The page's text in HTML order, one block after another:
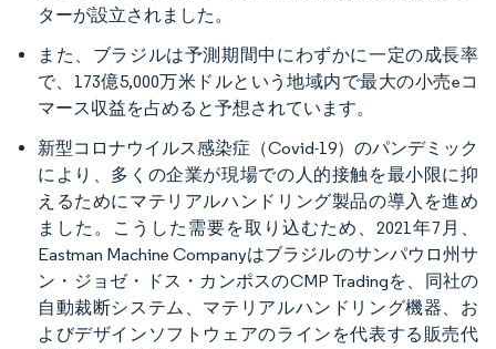
ターが設立されました。
また、ブラジルは予測期間中にわずかに一定の成長率
で、173億5,000万米ドルという地域内で最大の小売eコ
マース収益を占めると予想されています。
新型コロナウイルス感染症（Covid-19）のパンデミック
により、多くの企業が現場での人的接触を最小限に抑
えるためにマテリアルハンドリング製品の導入を進め
ました。こうした需要を取り込むため、2021年7月、
Eastman Machine Companyはブラジルのサンパウロ州サ
ン・ジョゼ・ドス・カンポスのCMP Tradingを、同社の
自動裁断システム、マテリアルハンドリング機器、お
よびデザインソフトウェアのラインを代表する販売代